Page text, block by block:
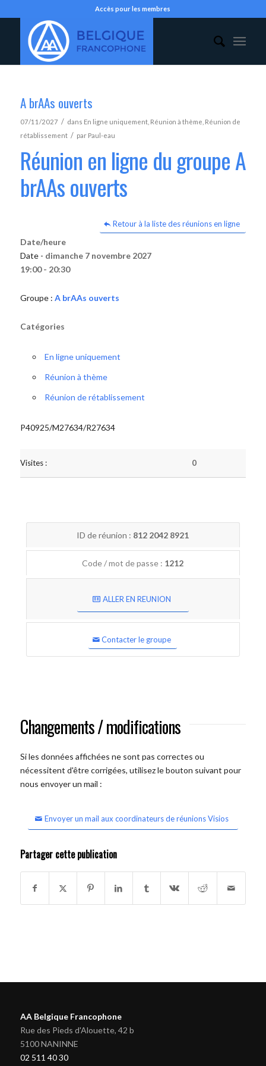
Accès pour les membres
A brAAs ouverts
07/11/2027 / dans En ligne uniquement, Réunion à thème Réunion de
rétablissement / par Paul-eau
Réunion en ligne du groupe A
brAAs ouverts
Retour à la liste des réunions en ligne
Date/heure
Date - dimanche 7 novembre 2027
19:00 - 20:30
Groupe : A brAAs ouverts
Catégories
En ligne uniquement
Réunion à thème
Réunion de rétablissement
P40925/M27634/R27634
Visites : 0
ID de réunion : 812 2042 8921
Code / mot de passe : 1212
ALLER EN REUNION
Contacter le groupe
Changements / modifications
Si les données affichées ne sont pas correctes ou
nécessitent d'être corrigées, utilisez le bouton suivant pour
nous envoyer un mail :
Envoyer un mail aux coordinateurs de réunions Visios
Partager cette publication
AA Belgique Francophone
Rue des Pieds d'Alouette, 42 b
5100 NANINNE
02 511 40 30